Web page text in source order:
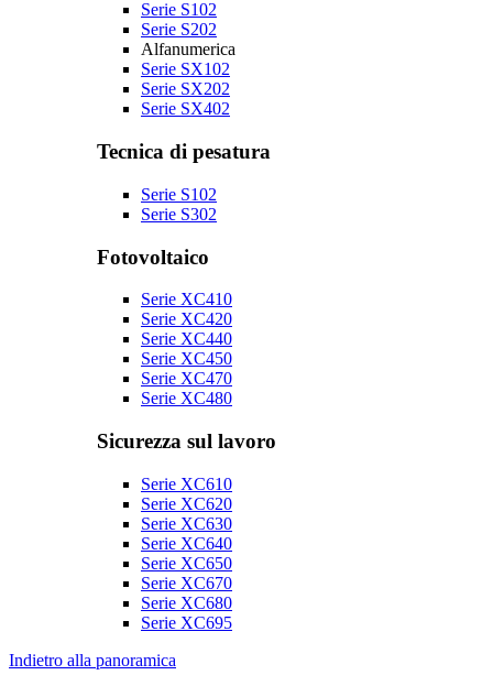
Serie S102
Serie S202
Alfanumerica
Serie SX102
Serie SX202
Serie SX402
Tecnica di pesatura
Serie S102
Serie S302
Fotovoltaico
Serie XC410
Serie XC420
Serie XC440
Serie XC450
Serie XC470
Serie XC480
Sicurezza sul lavoro
Serie XC610
Serie XC620
Serie XC630
Serie XC640
Serie XC650
Serie XC670
Serie XC680
Serie XC695
Indietro alla panoramica